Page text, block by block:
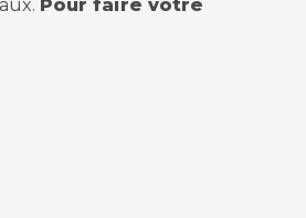
Pour faire votre